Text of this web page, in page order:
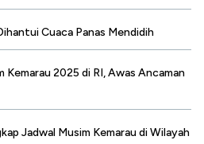
Cuaca Panas Mendidih
Kemarau 2025 di RI, Awas Ancaman
Jadwal Musim Kemarau di Wilayah